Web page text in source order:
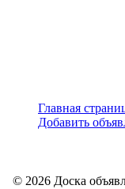
Главная
Добавить
© 2026 Доска